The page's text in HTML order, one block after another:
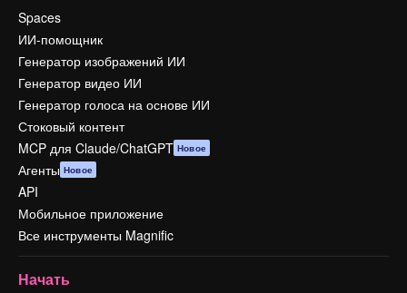
Spaces
ИИ-помощник
Генератор изображений ИИ
Генератор видео ИИ
Генератор голоса на основе ИИ
Стоковый контент
MCP для Claude/ChatGPT Новое
Агенты Новое
API
Мобильное приложение
Все инструменты Magnific
Начать